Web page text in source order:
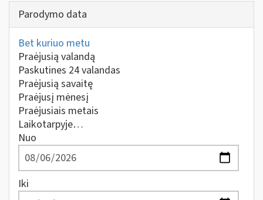
Parodymo data
Bet kuriuo metu
Praėjusią valandą
Paskutines 24 valandas
Praėjusią savaitę
Praėjusį mėnesį
Praėjusiais metais
Laikotarpyje…
Nuo
Iki